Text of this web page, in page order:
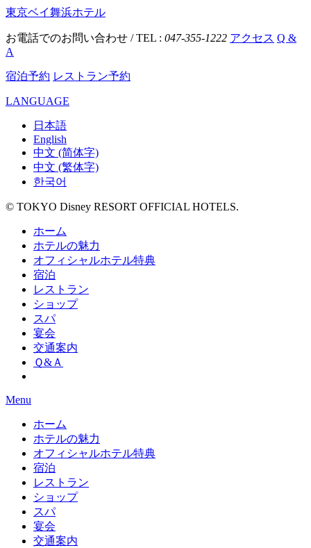
東京ベイ舞浜ホテル
お電話でのお問い合わせ / TEL : 047-355-1222 アクセス Q &
A
宿泊予約 レストラン予約
LANGUAGE
日本語
English
中文 (简体字)
中文 (繁体字)
한국어
© TOKYO Disney RESORT OFFICIAL HOTELS.
ホーム
ホテルの魅力
オフィシャルホテル特典
宿泊
レストラン
ショップ
スパ
宴会
交通案内
Ｑ&Ａ
Menu
ホーム
ホテルの魅力
オフィシャルホテル特典
宿泊
レストラン
ショップ
スパ
宴会
交通案内